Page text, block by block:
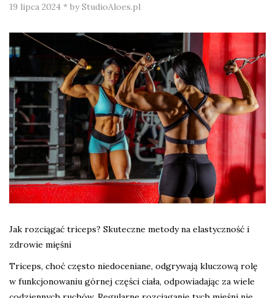
19 lipca 2024 * by StudioAloes.pl
Jak rozciągać triceps? Skuteczne metody na elastyczność i
zdrowie mięśni
Triceps, choć często niedoceniane, odgrywają kluczową rolę
w funkcjonowaniu górnej części ciała, odpowiadając za wiele